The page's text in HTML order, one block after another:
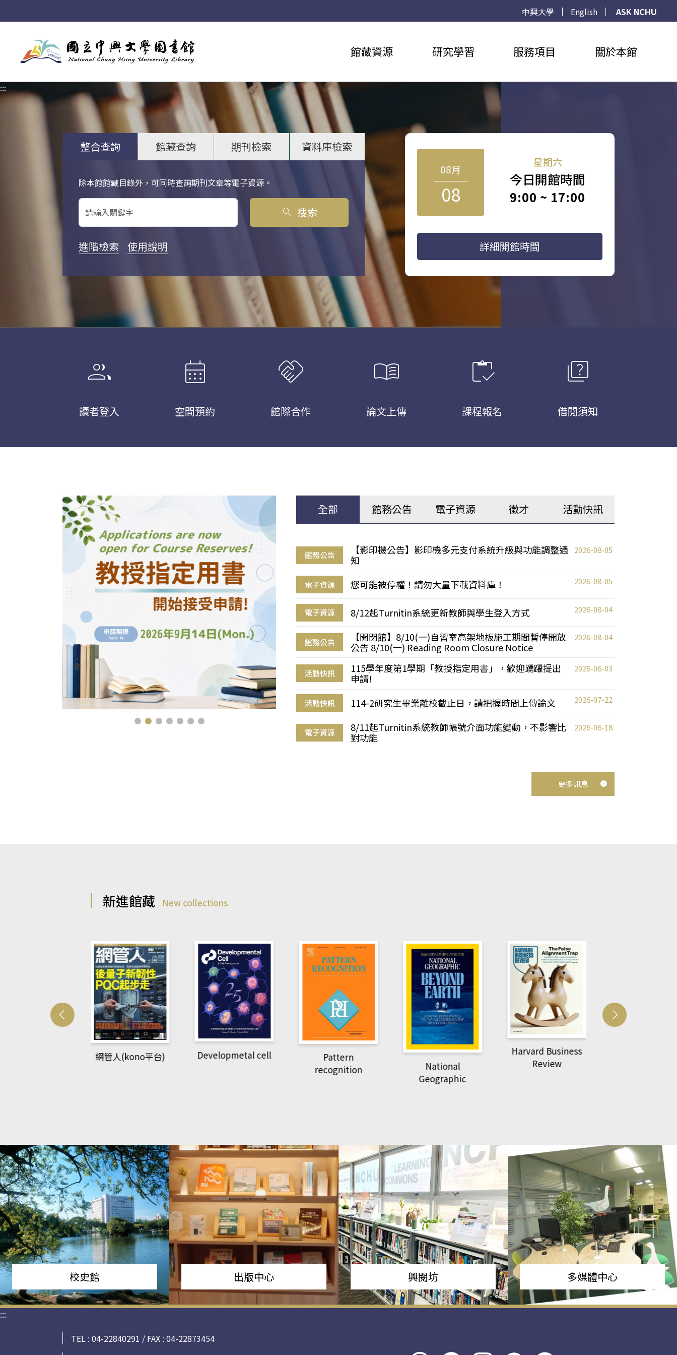
中興大學 English
ASK NCHU
館藏資源 研究學習 服務項目 關於本館
:::
整合查詢 館藏查詢 期刊檢索 資料庫檢索
除本館館藏目錄外，可同時查詢期刊文章等電子資源。
關鍵字搜尋
search 搜索
進階檢索 使用說明
08月
08
星期六
今日開館時間
9:00 ~ 17:00
詳細開館時間
group
讀者登入
calendar_month
空間預約
handshake
館際合作
menu_book
論文上傳
inventory
課程報名
quiz
借閱須知
全部 館務公告 電子資源 徵才 活動快訊
館務公告
【影印機公告】影印機多元支付系統升級與功能調整通
知
2026-08-05
電子資源 您可能被停權！請勿大量下載資料庫！ 2026-08-05
電子資源 8/12起Turnitin系統更新教師與學生登入方式 2026-08-04
館務公告
【開閉館】8/10(一)自習室高架地板施工期間暫停開放
公告 8/10(一) Reading Room Closure Notice
2026-08-04
活動快訊
115學年度第1學期「教授指定用書」，歡迎踴躍提出
申請!
2026-06-03
活動快訊 114-2研究生畢業離校截止日，請把握時間上傳論文 2026-07-22
電子資源
8/11起Turnitin系統教師帳號介面功能變動，不影響比
對功能
2026-06-18
更多訊息
新進館藏 New collections
網管人(kono平台) Developmetal cell
Pattern
recognition
National
Geographic
Harvard Business
Review
校史館 出版中心 興閱坊 多媒體中心
:::
TEL : 04-22840291 / FAX : 04-22873454